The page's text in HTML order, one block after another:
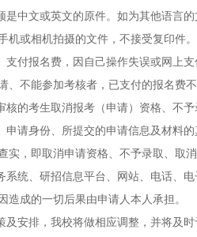
是中文或英文的原件。如为其他语言
机或相机拍摄的文件，不接受复印件。
支付报名费，因自己操作失误或网上
、不能参加考核者，已支付的报名费
核的考生取消报考（申请）资格、不
申请身份、所提交的申请信息及材料
实，即取消申请资格、不予录取、取
系统、研招信息平台、网站、电话、
造成的一切后果由申请人本人承担。
及安排，我校将做相应调整，并将及